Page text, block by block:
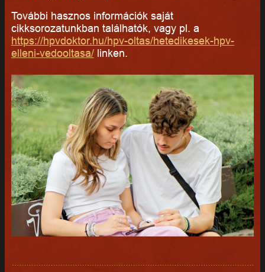
További hasznos információk saját
cikksorozatunkban találhatók, vagy pl. a
https://hpvdoktor.hu/hpv-oltas/hetedikesek-hpv-
elleni-vedooltasa/linken.